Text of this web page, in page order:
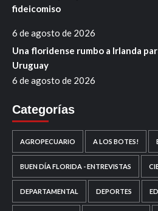
fideicomiso
6 de agosto de 2026
Una floridense rumbo a Irlanda
Uruguay
6 de agosto de 2026
Categorías
AGROPECUARIO A LOS BOTES!
BUEN DÍA FLORIDA - ENTREVISTAS
DEPARTAMENTAL DEPORTES